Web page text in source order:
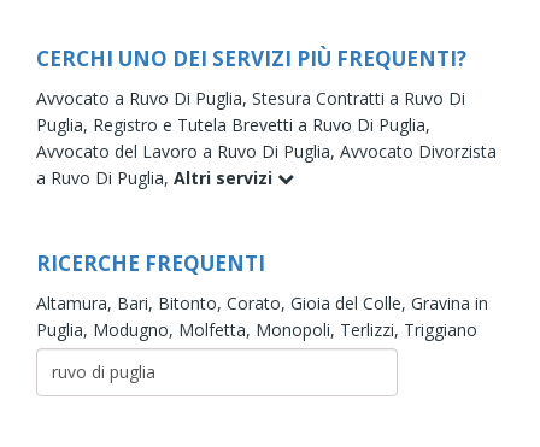
CERCHI UNO DEI SERVIZI PIÙ FREQUENTI?
Avvocato a Ruvo Di Puglia, Stesura Contratti a Ruvo Di
Puglia, Registro e Tutela Brevetti a Ruvo Di Puglia,
Avvocato del Lavoro a Ruvo Di Puglia, Avvocato Divorzista
a Ruvo Di Puglia, Altri servizi
RICERCHE FREQUENTI
Altamura, Bari, Bitonto, Corato, Gioia del Colle, Gravina in
Puglia, Modugno, Molfetta, Monopoli, Terlizzi, Triggiano